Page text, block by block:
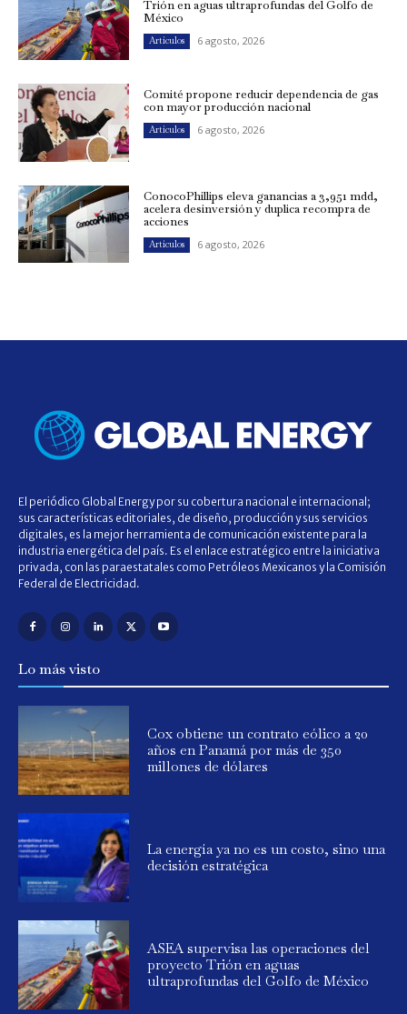
Trión en aguas ultraprofundas del Golfo de
México
Artículos 6 agosto, 2026
Comité propone reducir dependencia de gas
con mayor producción nacional
Artículos 6 agosto, 2026
ConocoPhillips eleva ganancias a 3,951 mdd,
acelera desinversión y duplica recompra de
acciones
Artículos 6 agosto, 2026
El periódico Global Energy por su cobertura nacional e internacional;
sus características editoriales, de diseño, producción y sus servicios
digitales, es la mejor herramienta de comunicación existente para la
industria energética del país. Es el enlace estratégico entre la iniciativa
privada, con las paraestatales como Petróleos Mexicanos y la Comisión
Federal de Electricidad.
Lo más visto
Cox obtiene un contrato eólico a 20
años en Panamá por más de 350
millones de dólares
La energía ya no es un costo, sino una
decisión estratégica
ASEA supervisa las operaciones del
proyecto Trión en aguas
ultraprofundas del Golfo de México